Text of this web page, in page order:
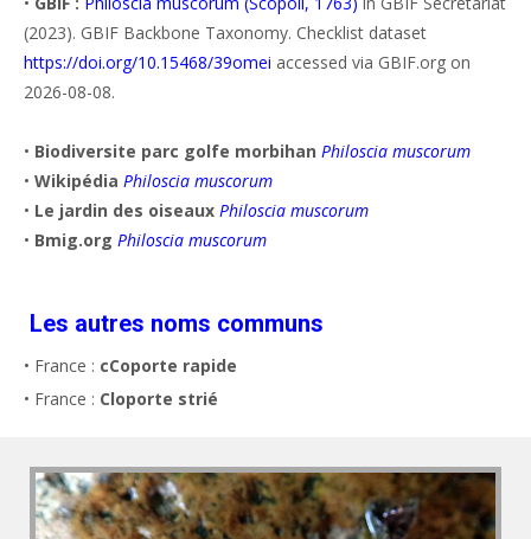
(2023). GBIF Backbone Taxonomy. Checklist dataset
https://doi.org/10.15468/39omei accessed via GBIF.org on
2026-08-08.
• Biodiversite parc golfe morbihan Philoscia muscorum
• Wikipédia Philoscia muscorum
• Le jardin des oiseaux Philoscia muscorum
• Bmig.org Philoscia muscorum
Les autres noms communs
• France : cCoporte rapide
• France : Cloporte strié